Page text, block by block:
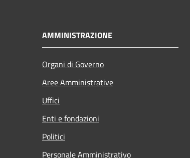
AMMINISTRAZIONE
Organi di Governo
Aree Amministrative
Uffici
Enti e fondazioni
Politici
Personale Amministrativo